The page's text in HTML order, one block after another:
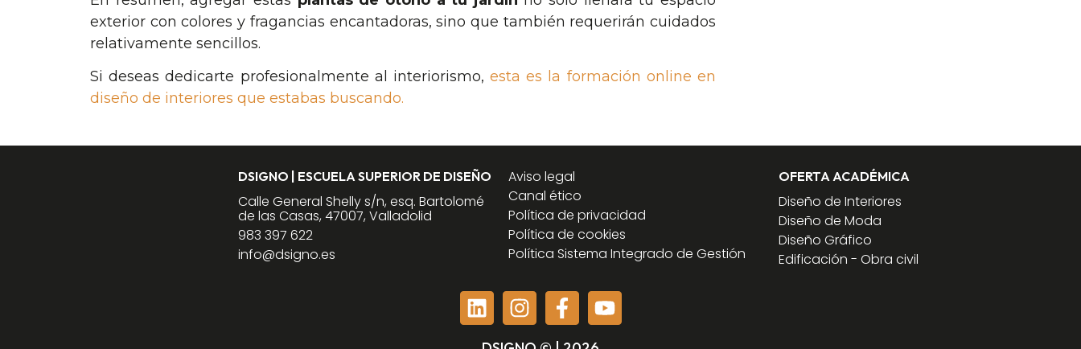
exterior con colores y fragancias encantadoras, sino que también requerirán cuidados
relativamente sencillos.
Si deseas dedicarte profesionalmente al interiorismo,esta es la formación online en
diseño de interiores que estabas buscando.
DSIGNO | ESCUELA SUPERIOR DE DISEÑO
Calle General Shelly s/n, esq. Bartolomé
de las Casas, 47007, Valladolid
983 397 622
info@dsigno.es
Aviso legal
Canal ético
Política de privacidad
Política de cookies
Política Sistema Integrado de Gestión
OFERTA ACADÉMICA
Diseño de Interiores
Diseño de Moda
Diseño Gráfico
Edificación - Obra civil